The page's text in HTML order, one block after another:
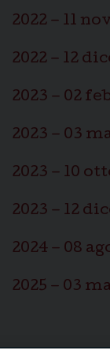
2022 – 11
2022 – 12
2023 – 02
2023 – 03
2023 – 10
2023 – 12
2024 – 08
2025 – 03